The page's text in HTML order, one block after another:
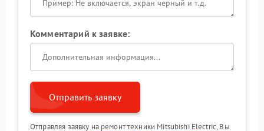
Комментарий к заявке:
Отправить заявку
Отправляя заявку на ремонт техники Mitsubishi Electric, Вы